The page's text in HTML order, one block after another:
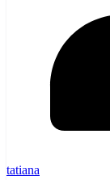
tatiana